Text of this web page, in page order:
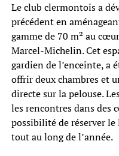
Le club clermontois a
précédent en
gamme de 70 m² au
Marcel-Michelin. Cet
gardien de l’enceinte, a
offrir deux chambres et
directe sur la pelouse.
les rencontres dans des
possibilité de réserver
tout au long de l’année.